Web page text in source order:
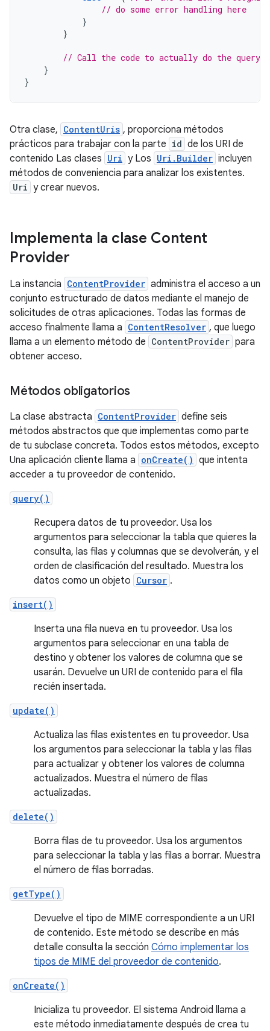
// do some error handling here
}
}
// Call the code to actually do the query
}
}
Otra clase, ContentUris , proporciona métodos
prácticos para trabajar con la parte id de los URI de
contenido Las clases Uri y Los Uri.Builder incluyen
métodos de conveniencia para analizar los existentes.
Uri y crear nuevos.
Implementa la clase Content
Provider
La instancia ContentProvider administra el acceso a un
conjunto estructurado de datos mediante el manejo de
solicitudes de otras aplicaciones. Todas las formas de
acceso finalmente llama a ContentResolver , que luego
llama a un elemento método de ContentProvider para
obtener acceso.
Métodos obligatorios
La clase abstracta ContentProvider define seis
métodos abstractos que que implementas como parte
de tu subclase concreta. Todos estos métodos, excepto
Una aplicación cliente llama a onCreate() que intenta
acceder a tu proveedor de contenido.
query()
Recupera datos de tu proveedor. Usa los
argumentos para seleccionar la tabla que quieres la
consulta, las filas y columnas que se devolverán, y el
orden de clasificación del resultado. Muestra los
datos como un objeto Cursor .
insert()
Inserta una fila nueva en tu proveedor. Usa los
argumentos para seleccionar en una tabla de
destino y obtener los valores de columna que se
usarán. Devuelve un URI de contenido para el fila
recién insertada.
update()
Actualiza las filas existentes en tu proveedor. Usa
los argumentos para seleccionar la tabla y las filas
para actualizar y obtener los valores de columna
actualizados. Muestra el número de filas
actualizadas.
delete()
Borra filas de tu proveedor. Usa los argumentos
para seleccionar la tabla y las filas a borrar. Muestra
el número de filas borradas.
getType()
Devuelve el tipo de MIME correspondiente a un URI
de contenido. Este método se describe en más
detalle consulta la sección Cómo implementar los
tipos de MIME del proveedor de contenido.
onCreate()
Inicializa tu proveedor. El sistema Android llama a
este método inmediatamente después de crea tu